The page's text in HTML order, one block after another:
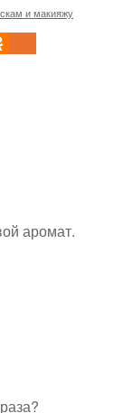
и макияжу
аромат.